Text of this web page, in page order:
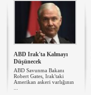
ABD Irak'ta Kalmayı
Düşünecek
ABD Savunma Bakanı
Robert Gates, Irak'taki
Amerikan askeri varlığının